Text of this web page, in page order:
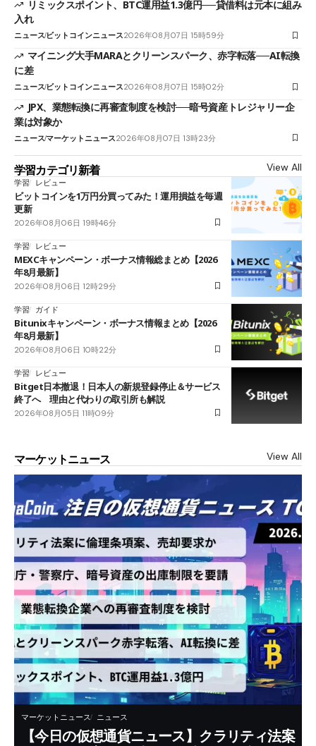
リミックスポイント、BTC運用益1.3億円──貸借料は元本に組み
入れ
ニュースビットコインニュース2026年08月07日 15時59分
マイニング大手MARAとクリーンスパーク、赤字転落──AI転換
に差
ニュースビットコインニュース2026年08月07日 15時02分
JPX、業態転換に再審査制度を検討──暗号資産トレジャリー企
業は対象か
ニュースマーケットニュース2026年08月07日 13時23分
学習カテゴリ新着 View All
学習 レビュー
ビットコインを1万円分買ってみた！運用損益を毎週
更新
2026年08月06日 19時46分
学習 レビュー
MEXCキャンペーン・ボーナス情報総まとめ【2026
年8月最新】
2026年08月06日 12時29分
学習 ガイド
Bitunixキャンペーン・ボーナス情報まとめ【2026
年8月最新】
2026年08月06日 10時22分
学習 レビュー
Bitget日本撤退！日本人の新規登録停止＆サービス
終了へ 理由と代わりの取引所も解説
2026年08月05日 11時09分
マーケットニュース View All
マーケットニュース ニュース
【今日の仮想通貨ニュース】クラリティ法案